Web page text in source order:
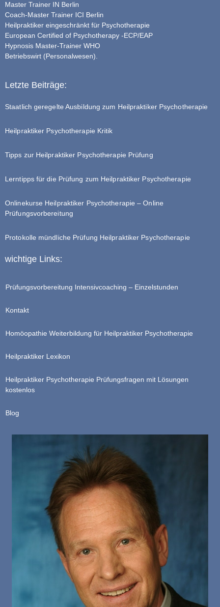
Master Trainer IN Berlin
Coach-Master Trainer ICI Berlin
Heilpraktiker eingeschränkt für Psychotherapie
European Certified of Psychotherapy -ECP/EAP
Hypnosis Master-Trainer WHO
Betriebswirt (Personalwesen).
Letzte Beiträge:
Staatlich geregelte Ausbildung zum Heilpraktiker Psychotherapie
Heilpraktiker Psychotherapie Kritik
Tipps zur Heilpraktiker Psychotherapie Prüfung
Lerntipps für die Prüfung zum Heilpraktiker Psychotherapie
Onlinekurse Heilpraktiker Psychotherapie – Online
Prüfungsvorbereitung
Protokolle mündliche Prüfung Heilpraktiker Psychotherapie
wichtige Links:
Prüfungsvorbereitung Intensivcoaching – Einzelstunden
Kontakt
Homöopathie Weiterbildung für Heilpraktiker Psychotherapie
Heilpraktiker Lexikon
Heilpraktiker Psychotherapie Prüfungsfragen mit Lösungen
kostenlos
Blog